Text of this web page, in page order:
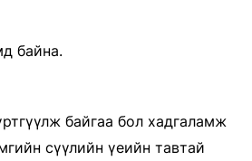
байна.
байгаа бол хадгаламж
сүүлийн үеийн тавтай